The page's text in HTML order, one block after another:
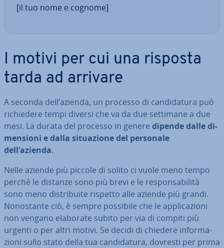
[il tuo nome e cognome]
I motivi per cui una risposta
tarda ad arrivare
A seconda dell’azienda, un processo di can­di­da­tu­ra può
ri­chie­de­re tempi diversi che va da due settimane a due
mesi. La durata del processo in genere dipende dalle di­
men­sio­ni e dalla si­tua­zio­ne del personale
dell’azienda.
Nelle aziende più piccole di solito ci vuole meno tempo
perché le distanze sono più brevi e le re­spon­sa­bi­li­tà
sono meno di­stri­bui­te rispetto alle aziende più grandi.
No­no­stan­te ciò, è sempre possibile che le ap­pli­ca­zio­ni
non vengano elaborate subito per via di compiti più
urgenti o per altri motivi. Se decidi di chiedere in­for­ma­
zio­ni sullo stato della tua can­di­da­tu­ra, dovresti per prima